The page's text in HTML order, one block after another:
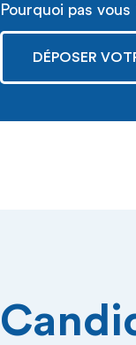
Pourquoi pas vous
DÉPOSER